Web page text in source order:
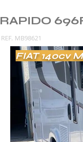
RAPIDO
REF. MB98621
FIAT 140cv